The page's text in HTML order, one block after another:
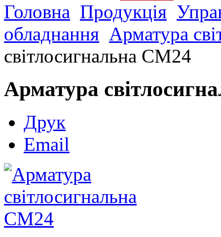
Головна Продукція
обладнання Арматура
світлосигнальна СМ24
Арматура
Друк
Email